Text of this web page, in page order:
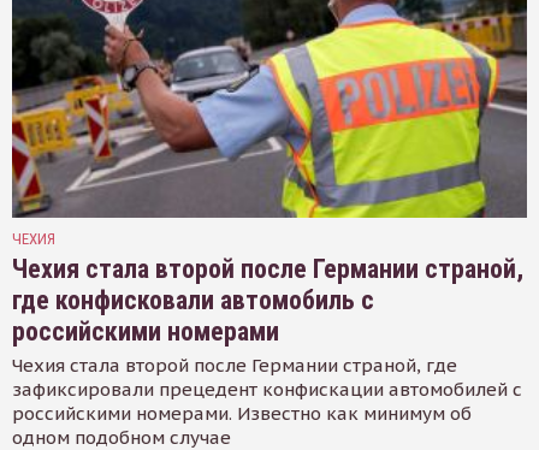
ЧЕХИЯ
Чехия стала второй после Германии страной,
где конфисковали автомобиль с
российскими номерами
Чехия стала второй после Германии страной, где
зафиксировали прецедент конфискации автомобилей с
российскими номерами. Известно как минимум об
одном подобном случае